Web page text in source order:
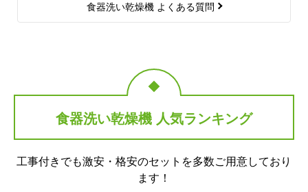
食器洗い乾燥機 よくある質問
食器洗い乾燥機 人気ランキング
工事付きでも激安・格安のセットを多数ご用意しており
ます！